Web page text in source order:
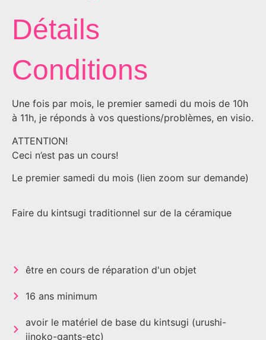
Détails
Conditions
Une fois par mois, le premier samedi du mois de 10h
à 11h, je réponds à vos questions/problèmes, en visio.
ATTENTION!
Ceci n’est pas un cours!
Le premier samedi du mois (lien zoom sur demande)
Faire du kintsugi traditionnel sur de la céramique
être en cours de réparation d'un objet
16 ans minimum
avoir le matériel de base du kintsugi (urushi-
jinoko-gants-etc)